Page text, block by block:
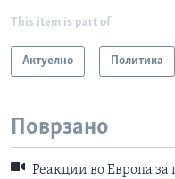
This item is part of
Актуелно Политика
Поврзано
Реакции во Европа за